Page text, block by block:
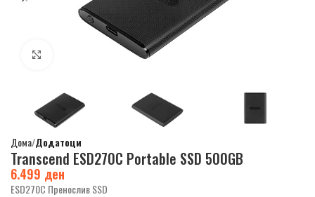
Дома Додатоци
Transcend ESD270C Portable SSD 500GB
6.499 ден
ESD270C Пренослив SSD